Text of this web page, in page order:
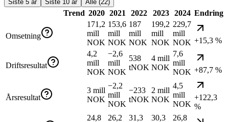
Siste 5 år
Siste 10 år Alle (22)
Trend 2020 2021 2022 2023 2024 Endring
Omsetning
171,2
mill
NOK
153,6
mill
NOK
187
mill
NOK
199,2
mill
NOK
229,7
mill
NOK +15,3 %
Driftsresultat
4,2
mill
NOK
−2,6
mill
NOK
538
tNOK
4 mill
NOK
7,6
mill
NOK +87,7 %
Årsresultat
3 mill
NOK
−2,2
mill
NOK
−233
tNOK
2 mill
NOK
4,5
mill
NOK
+122,3
%
24,8
26,2 31,3 30,3 26,8